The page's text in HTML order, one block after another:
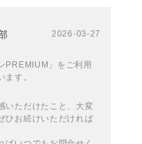
2026-03-27
PREMIUM」をご利用
ます。
いただけたこと、大変
ひお続けいただければ